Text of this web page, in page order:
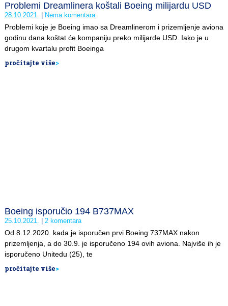
Problemi Dreamlinera koštali Boeing milijardu USD
28.10.2021. Nema komentara
Problemi koje je Boeing imao sa Dreamlinerom i prizemljenje aviona
godinu dana koštat će kompaniju preko milijarde USD. Iako je u
drugom kvartalu profit Boeinga
pročitajte više>
Boeing isporučio 194 B737MAX
25.10.2021. 2 komentara
Od 8.12.2020. kada je isporučen prvi Boeing 737MAX nakon
prizemljenja, a do 30.9. je isporučeno 194 ovih aviona. Najviše ih je
isporučeno Unitedu (25), te
pročitajte više>